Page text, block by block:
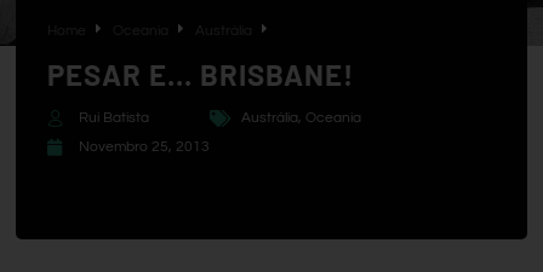
Austrália
PESAR E… BRISBANE!
Rui Batista Austrália, Oceania
Novembro 25, 2013